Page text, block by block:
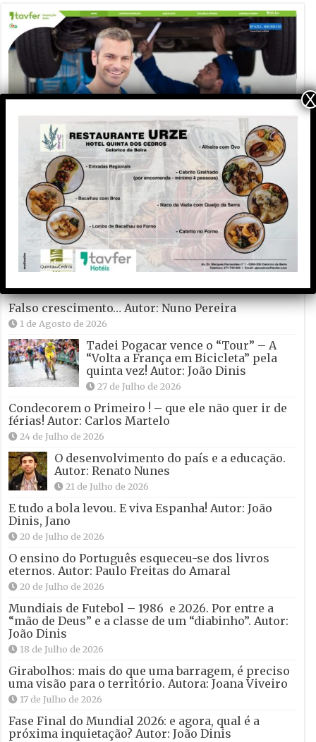
OPINIÃO E CRÓNICAS
Matraquilhos… Autor: Fernando Roldão
6 de Agosto de 2026
A marca Sporting em todo o mundo está a crescer
atrás de Ronaldo. Autor: Paulo Freitas do Amaral
5 de Agosto de 2026
Falso crescimento… Autor: Nuno Pereira
1 de Agosto de 2026
Tadei Pogacar vence o “Tour” – A
“Volta a França em Bicicleta” pela
quinta vez! Autor: João Dinis
27 de Julho de 2026
Condecorem o Primeiro ! – que ele não quer ir de
férias! Autor: Carlos Martelo
24 de Julho de 2026
O desenvolvimento do país e a educação.
Autor: Renato Nunes
21 de Julho de 2026
E tudo a bola levou. E viva Espanha! Autor: João
Dinis, Jano
20 de Julho de 2026
O ensino do Português esqueceu-se dos livros
eternos. Autor: Paulo Freitas do Amaral
20 de Julho de 2026
Mundiais de Futebol – 1986 e 2026. Por entre a
“mão de Deus” e a classe de um “diabinho”. Autor:
João Dinis
18 de Julho de 2026
Girabolhos: mais do que uma barragem, é preciso
uma visão para o território. Autora: Joana Viveiro
17 de Julho de 2026
Fase Final do Mundial 2026: e agora, qual é a
próxima inquietação? Autor: João Dinis
X